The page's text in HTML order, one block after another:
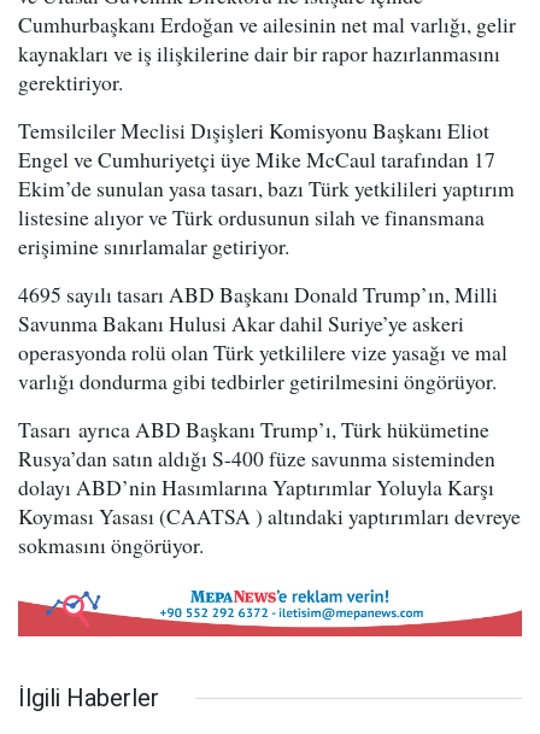
Cumhurbaşkanı Erdoğan ve ailesinin net mal varlığı, gelir
kaynakları ve iş ilişkilerine dair bir rapor hazırlanmasını
gerektiriyor.
Temsilciler Meclisi Dışişleri Komisyonu Başkanı Eliot
Engel ve Cumhuriyetçi üye Mike McCaul tarafından 17
Ekim’de sunulan yasa tasarı, bazı Türk yetkilileri yaptırım
listesine alıyor ve Türk ordusunun silah ve finansmana
erişimine sınırlamalar getiriyor.
4695 sayılı tasarı ABD Başkanı Donald Trump’ın, Milli
Savunma Bakanı Hulusi Akar dahil Suriye’ye askeri
operasyonda rolü olan Türk yetkililere vize yasağı ve mal
varlığı dondurma gibi tedbirler getirilmesini öngörüyor.
Tasarı ayrıca ABD Başkanı Trump’ı, Türk hükümetine
Rusya’dan satın aldığı S-400 füze savunma sisteminden
dolayı ABD’nin Hasımlarına Yaptırımlar Yoluyla Karşı
Koyması Yasası (CAATSA ) altındaki yaptırımları devreye
sokmasını öngörüyor.
İlgili Haberler